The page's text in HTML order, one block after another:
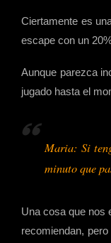
Ciertamente es
escape con un
Aunque parezca
jugado hasta el
Maria: Si
minuto que
Una cosa que nos
recomiendan,